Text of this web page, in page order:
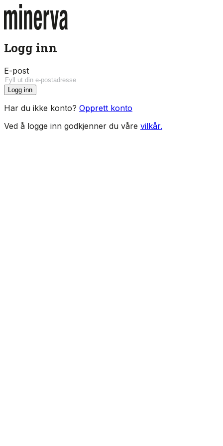
Logg inn
E-post
Logg inn
Har du ikke konto? Opprett konto
Ved å logge inn godkjenner du våre vilkår.